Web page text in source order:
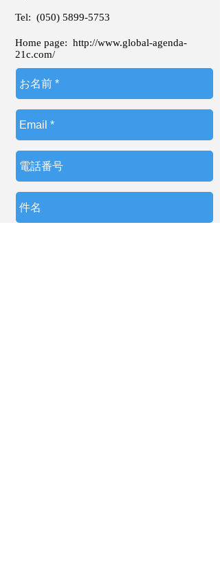
Tel: (050) 5899-5753
Home page: http://www.global-agenda-
21c.com/